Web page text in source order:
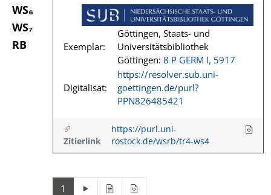
WS₆
WS₇
RB
Exemplar:
Göttingen, Staats- und
Universitätsbibliothek
Göttingen: 8 P GERM I, 5917
Digitalisat:
https://resolver.sub.uni-
goettingen.de/purl?
PPN826485421
Zitierlink
https://purl.uni-
rostock.de/wsrb/tr4-ws4
1